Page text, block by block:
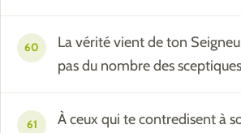
60
La vérité vient de ton
pas du nombre des
61
À ceux qui te contredisent à